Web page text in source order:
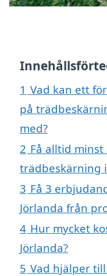
1 Vad kan ett
på
med?
2 Få alltid
trädbeskärning
3 Få 3
Jörlanda från
4 Hur mycket
Jörlanda?
5 Vad hjälper